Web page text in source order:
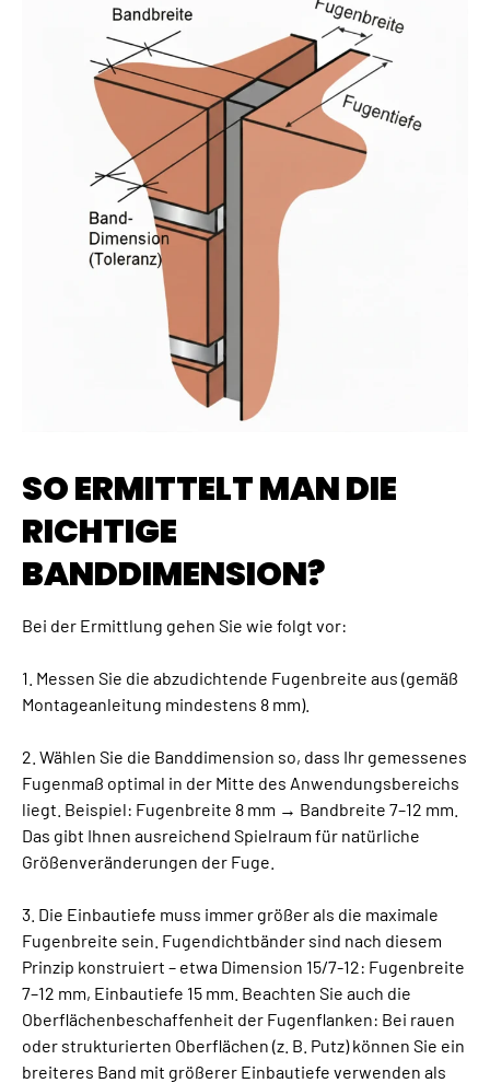
SO ERMITTELT MAN DIE
RICHTIGE
BANDDIMENSION?
Bei der Ermittlung gehen Sie wie folgt vor:
1. Messen Sie die abzudichtende Fugenbreite aus (gemäß
Montageanleitung mindestens 8 mm).
2. Wählen Sie die Banddimension so, dass Ihr gemessenes
Fugenmaß optimal in der Mitte des Anwendungsbereichs
liegt. Beispiel: Fugenbreite 8 mm → Bandbreite 7–12 mm.
Das gibt Ihnen ausreichend Spielraum für natürliche
Größenveränderungen der Fuge.
3. Die Einbautiefe muss immer größer als die maximale
Fugenbreite sein. Fugendichtbänder sind nach diesem
Prinzip konstruiert – etwa Dimension 15/7-12: Fugenbreite
7–12 mm, Einbautiefe 15 mm. Beachten Sie auch die
Oberflächenbeschaffenheit der Fugenflanken: Bei rauen
oder strukturierten Oberflächen (z. B. Putz) können Sie ein
breiteres Band mit größerer Einbautiefe verwenden als